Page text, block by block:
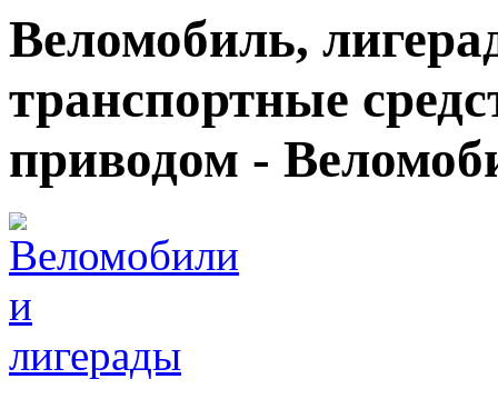
Веломобиль,
транспортные
приводом -